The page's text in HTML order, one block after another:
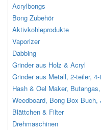
Acrylbongs
Bong Zubehör
Aktivkohleprodukte
Vaporizer
Dabbing
Grinder aus Holz & Acryl
Grinder aus Metall, 2-teiler,
Hash & Oel Maker,
Weedboard, Bong Box
Blättchen & Filter
Drehmaschinen